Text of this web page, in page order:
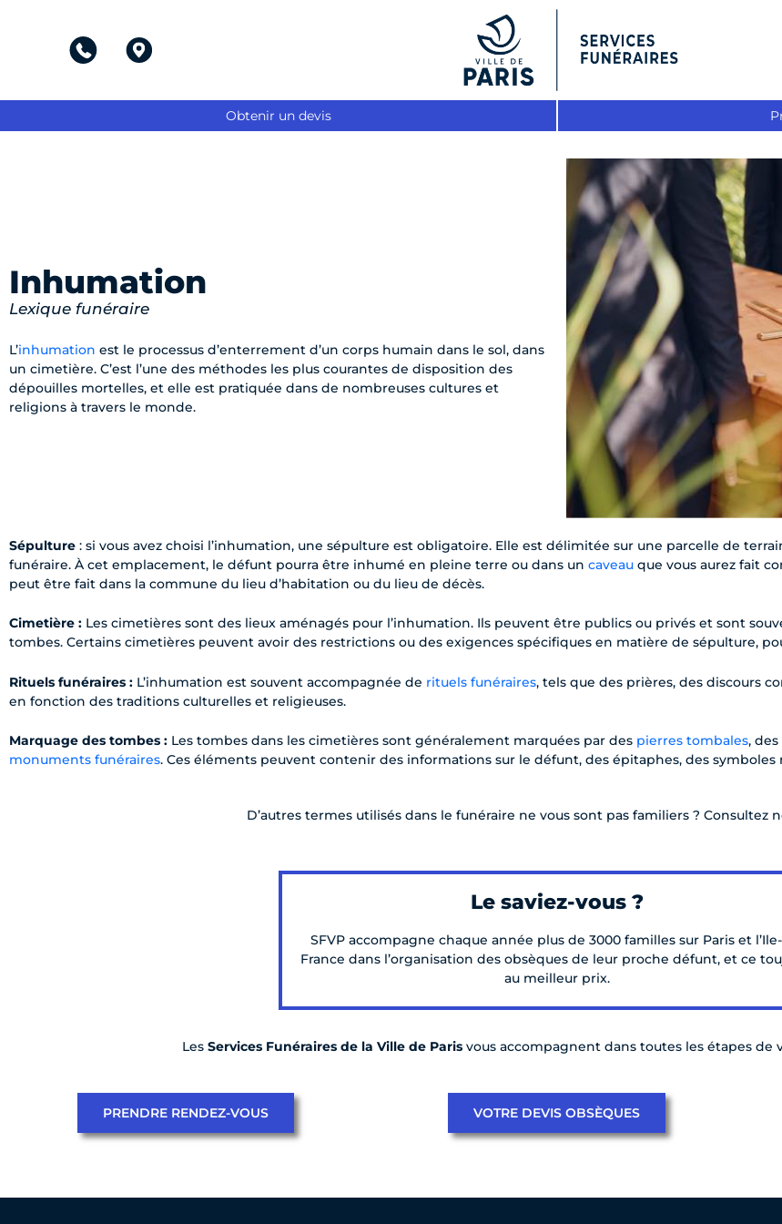
Obtenir un devis
Inhumation
Lexique funéraire
L’inhumation est le processus d’enterrement d’un corps humain dans le sol, dans
un cimetière. C’est l’une des méthodes les plus courantes de disposition des
dépouilles mortelles, et elle est pratiquée dans de nombreuses cultures et
religions à travers le monde.
Sépulture : si vous avez choisi l’inhumation, une sépulture est obligatoire. Elle est délimitée sur une parcelle de
funéraire. À cet emplacement, le défunt pourra être inhumé en pleine terre ou dans un caveau que vous aurez fait
peut être fait dans la commune du lieu d’habitation ou du lieu de décès.
Cimetière : Les cimetières sont des lieux aménagés pour l’inhumation. Ils peuvent être publics ou privés et sont
tombes. Certains cimetières peuvent avoir des restrictions ou des exigences spécifiques en matière de sépulture,
Rituels funéraires : L’inhumation est souvent accompagnée de rituels funéraires, tels que des prières, des discours
en fonction des traditions culturelles et religieuses.
Marquage des tombes : Les tombes dans les cimetières sont généralement marquées par des pierres tombales, des
monuments funéraires. Ces éléments peuvent contenir des informations sur le défunt, des épitaphes, des
D’autres termes utilisés dans le funéraire ne vous sont pas familiers ? Consultez
Le saviez-vous ?
SFVP accompagne chaque année plus de 3000 familles sur Paris et
France dans l’organisation des obsèques de leur proche défunt, et ce
au meilleur prix.
Les Services Funéraires de la Ville de Paris vous accompagnent dans toutes les étapes de
PRENDRE RENDEZ-VOUS VOTRE DEVIS OBSÈQUES